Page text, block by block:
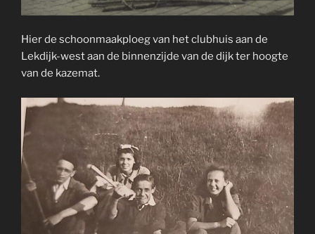
Hier de schoonmaakploeg van het clubhuis aan de
Lekdijk-west aan de binnenzijde van de dijk ter hoogte
van de kazemat.